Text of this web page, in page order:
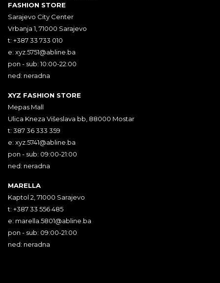
FASHION STORE
Sarajevo City Center
Vrbanja 1, 71000 Sarajevo
t: +387 33 733 010
e: xyz.5751@abline.ba
pon - sub: 10:00-22:00
ned: neradna
XYZ FASHION STORE
Mepas Mall
Ulica Kneza Višeslava bb, 88000 Mostar
t: 387 36 333 359
e: xyz.5741@abline.ba
pon - sub: 09:00-21:00
ned: neradna
MARELLA
Kaptol 2, 71000 Sarajevo
t: +387 33 556 485
e: marella.5801@abline.ba
pon - sub: 09:00-21:00
ned: neradna